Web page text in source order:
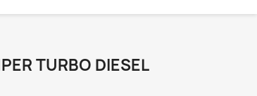
TURBO DIESEL